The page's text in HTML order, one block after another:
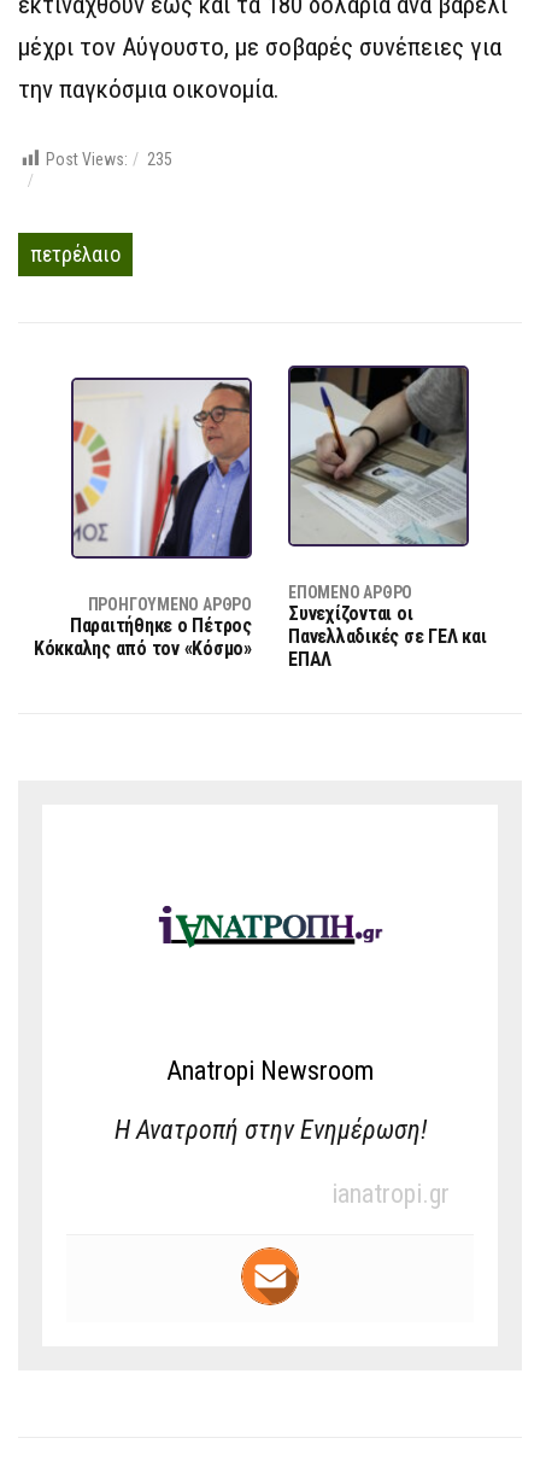
μέχρι τον Αύγουστο, με σοβαρές συνέπειες για
την παγκόσμια οικονομία.
Post Views: 235
πετρέλαιο
ΠΡΟΗΓΟΎΜΕΝΟ ΆΡΘΡΟ
Παραιτήθηκε ο Πέτρος
Κόκκαλης από τον «Κόσμο»
ΕΠΌΜΕΝΟ ΆΡΘΡΟ
Συνεχίζονται οι
Πανελλαδικές σε ΓΕΛ και
ΕΠΑΛ
Anatropi Newsroom
Η Ανατροπή στην Ενημέρωση!
ianatropi.gr